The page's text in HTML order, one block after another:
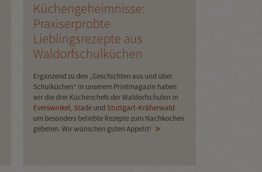
Küchengeheimnisse:
Praxiserprobte
Lieblingsrezepte aus
Waldorfschulküchen
Ergänzend zu den „Geschichten aus und über
Schulküchen“ in unserem Printmagazin haben
wir die drei Küchenchefs der Waldorfschulen in
Everswinkel, Stade und Stuttgart-Kräherwald
um besonders beliebte Rezepte zum Nachkochen
gebeten. Wir wünschen guten Appetit!